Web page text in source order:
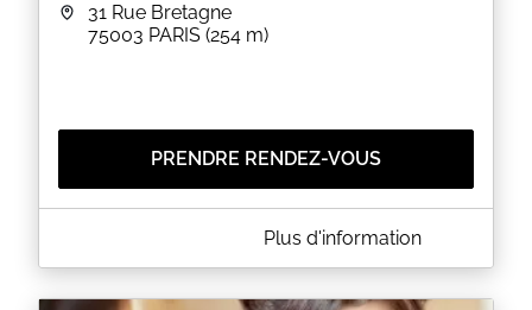
31 Rue Bretagne
75003 PARIS (254 m)
PRENDRE RENDEZ-VOUS
A PROPOS DE JEAN CLAUDE BIGUINE
Jean Claude Biguine est un salon de coiffure situé
propose des coupes pour homme et femme ainsi
Plus d'information